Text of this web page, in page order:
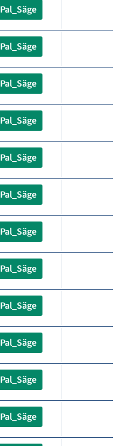
Pal_Säge
Pal_Säge
Pal_Säge
Pal_Säge
Pal_Säge
Pal_Säge
Pal_Säge
Pal_Säge
Pal_Säge
Pal_Säge
Pal_Säge
Pal_Säge